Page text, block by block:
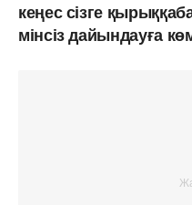
кеңес сізге
мінсіз дайындауға